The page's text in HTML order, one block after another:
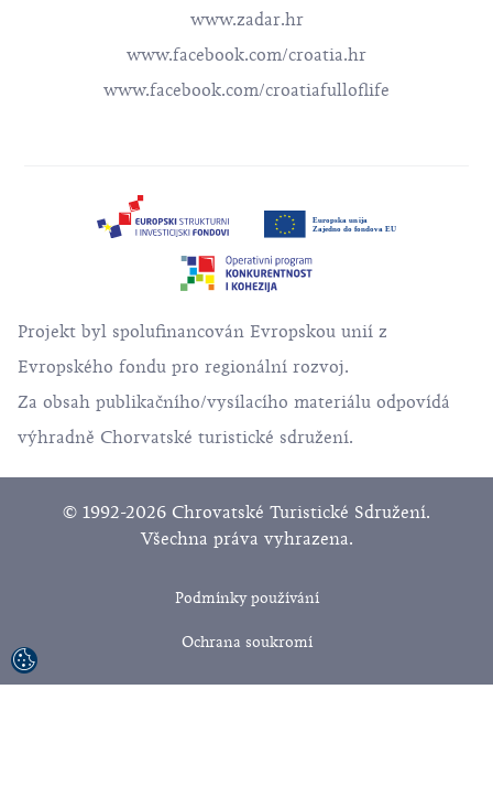
www.zadar.hr
www.facebook.com/croatia.hr
www.facebook.com/croatiafulloflife
Projekt byl spolufinancován Evropskou unií z
Evropského fondu pro regionální rozvoj.
Za obsah publikačního/vysílacího materiálu odpovídá
výhradně Chorvatské turistické sdružení.
© 1992-2026 Chrovatské Turistické Sdružení.
Všechna práva vyhrazena.
Podmínky používání
Ochrana soukromí